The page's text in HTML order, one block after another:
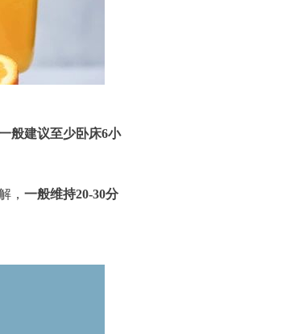
般建议至少卧床6小
， 一般维持20-30分